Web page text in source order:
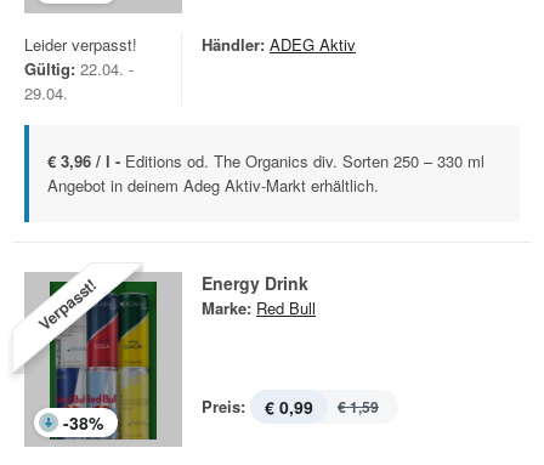
Leider verpasst!
Gültig: 22.04. -
29.04.
Händler: ADEG Aktiv
€ 3,96 / l - Editions od. The Organics div. Sorten 250 – 330 ml
Angebot in deinem Adeg Aktiv-Markt erhältlich.
Verpasst!
-38%
Energy Drink
Marke: Red Bull
Preis: € 0,99 € 1,59